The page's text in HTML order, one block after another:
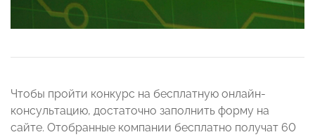
Чтобы пройти конкурс на бесплатную онлайн-
консультацию, достаточно заполнить форму на
сайте. Отобранные компании бесплатно получат 60